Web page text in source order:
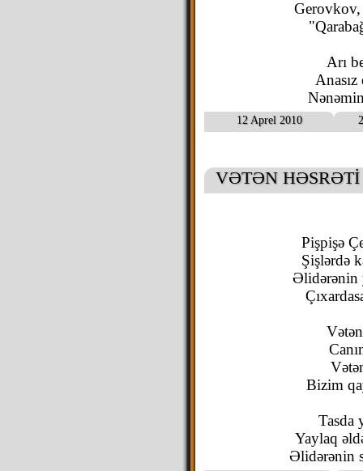
Arı
12 Aprel 2010
VƏTƏN HƏSRƏTİ
Pişpişə
Şişlərdə
Əlidərənin
Bizim
Tasda
Yaylaq
Əlidərənin